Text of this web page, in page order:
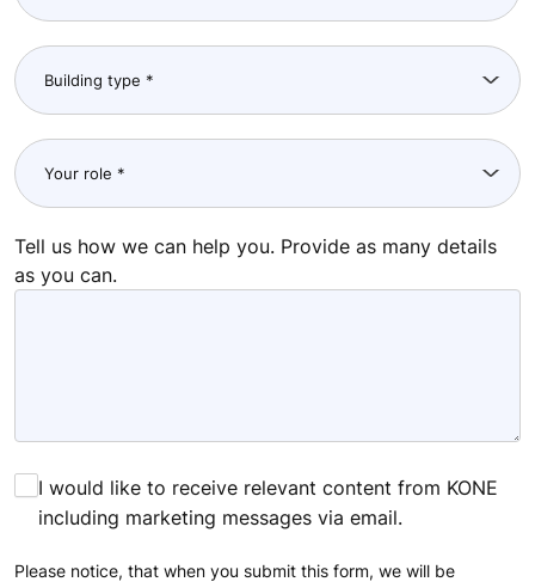
Tell us how we can help you. Provide as many details
as you can.
I would like to receive relevant content from KONE
including marketing messages via email.
Please notice, that when you submit this form, we will be